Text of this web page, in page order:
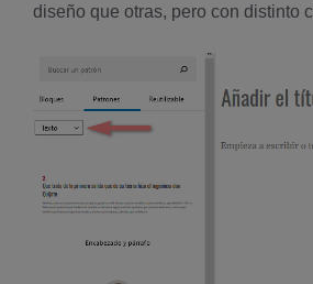
diseño que otras, pero con distinto